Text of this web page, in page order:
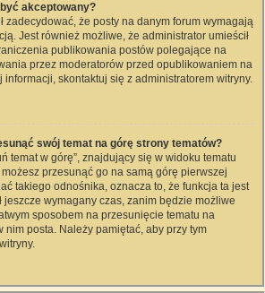
akceptowany?
zadecydować, że posty na danym forum wymagają
Jest również możliwe, że administrator umieścił
publikowania postów polegające na
przez moderatorów przed opublikowaniem na
informacji, skontaktuj się z administratorem witryny.
swój temat na górę strony tematów?
temat w górę”, znajdujący się w widoku tematu
przesunąć go na samą górę pierwszej
takiego odnośnika, oznacza to, że funkcja ta jest
jeszcze wymagany czas, zanim będzie możliwe
sposobem na przesunięcie tematu na
nim posta. Należy pamiętać, aby przy tym